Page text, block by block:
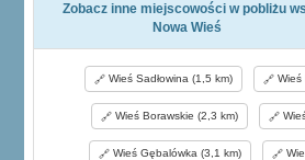
Zobacz inne miejscowości w pobliżu
Nowa Wieś
Wieś Sadłowina (1,5 km) Wieś
Wieś Borawskie (2,3 km)
Wieś Gębalówka (3,1 km)